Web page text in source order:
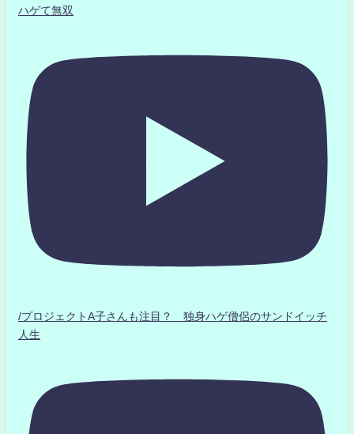
ハゲて無双
/プロジェクトA子さんも注目？ 独身ハゲ僧侶のサンドイッチ
人生